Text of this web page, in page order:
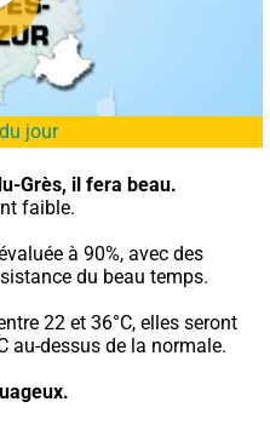
jour
Grès, il fera beau.
faible.
à 90%, avec des
du beau temps.
22 et 36°C, elles seront
au-dessus de la normale.